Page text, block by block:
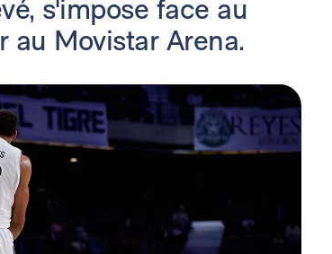
s'impose face au
au Movistar Arena.